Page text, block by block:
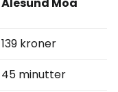
Ålesund Moa
139 kroner
45 minutter